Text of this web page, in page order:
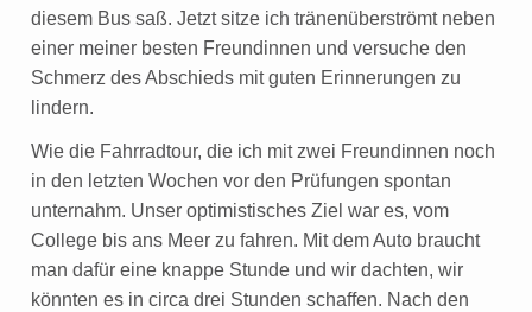
diesem Bus saß. Jetzt sitze ich tränenüberströmt neben
einer meiner besten Freundinnen und versuche den
Schmerz des Abschieds mit guten Erinnerungen zu
lindern.
Wie die Fahrradtour, die ich mit zwei Freundinnen noch
in den letzten Wochen vor den Prüfungen spontan
unternahm. Unser optimistisches Ziel war es, vom
College bis ans Meer zu fahren. Mit dem Auto braucht
man dafür eine knappe Stunde und wir dachten, wir
könnten es in circa drei Stunden schaffen. Nach den